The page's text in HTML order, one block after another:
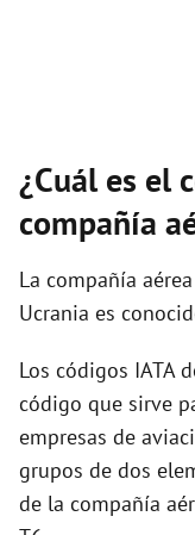
¿Cuál es el
compañía
La compañía aérea
Ucrania es
Los códigos IATA
código que sirve
empresas de
grupos de dos
de la compañía